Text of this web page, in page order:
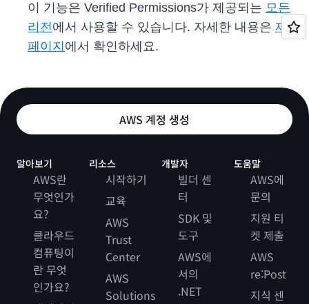
이 기능은 Verified Permissions가 제공되는 모든
리전에서 사용할 수 있습니다. 자세한 내용은 제품
페이지 에서 확인하세요.
AWS 계정 생성
알아보기
AWS란
무엇인가
요?
클라우드
컴퓨팅이
란 무엇
인가요?
리소스
시작하기
교육
AWS
Trust
Center
AWS
Solutions
개발자
빌더 센
터
SDK 및
도구
AWS에
서의
.NET
도움말
AWS에
문의
지원 티
켓 제출
AWS
re:Post
지식 센